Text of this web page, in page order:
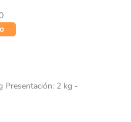
Presentación: 2 kg -